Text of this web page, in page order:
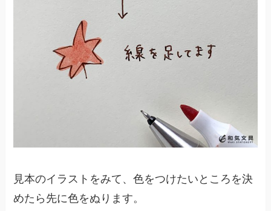
見本のイラストをみて、色をつけたいところを決
めたら先に色をぬります。